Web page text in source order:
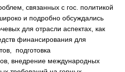
связанных с гос. политикой
и подробно обсуждались
для отрасли аспектах, как
финансирования для
подготовка
внедрение международных